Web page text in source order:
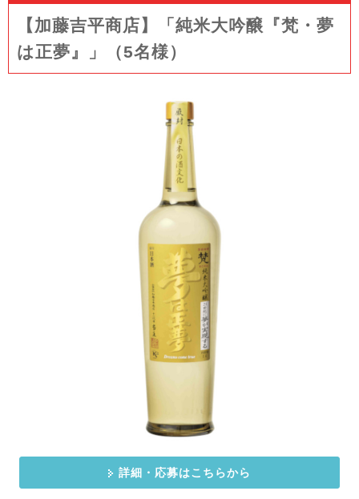
【加藤吉平商店】「純米大吟醸『梵・夢
は正夢』」（5名様）
詳細・応募はこちらから